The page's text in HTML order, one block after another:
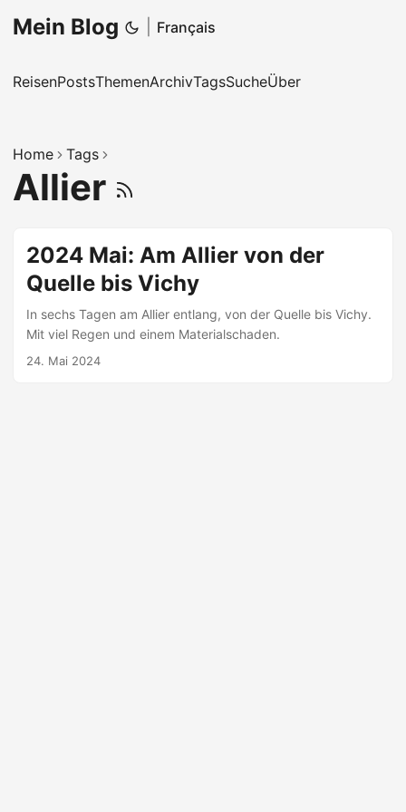
Mein Blog Français
ReisenPostsThemenArchivTagsSucheÜber
Home Tags
Allier
2024 Mai: Am Allier von der
Quelle bis Vichy
In sechs Tagen am Allier entlang, von der Quelle bis Vichy.
Mit viel Regen und einem Materialschaden.
24. Mai 2024